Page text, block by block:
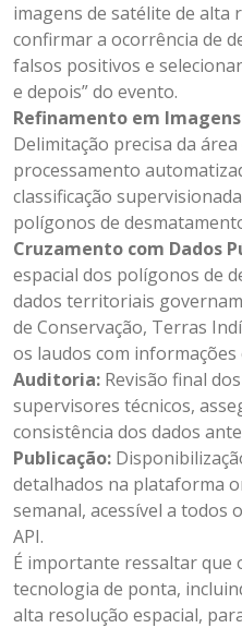
imagens de satélite de alta
confirmar a ocorrência de
falsos positivos e
e depois” do evento.
Refinamento em
Delimitação precisa da
processamento
classificação
polígonos de
Cruzamento com Dados
espacial dos polígonos de
dados territoriais
de Conservação, Terras
os laudos com
Auditoria: Revisão final
supervisores técnicos,
consistência dos dados
Publicação:
detalhados na plataforma
semanal, acessível a todos
API.
É importante ressaltar que
tecnologia de ponta,
alta resolução espacial,